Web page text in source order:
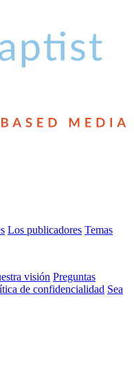
Los publicadores Temas
visión Preguntas
de confidencialidad Sea